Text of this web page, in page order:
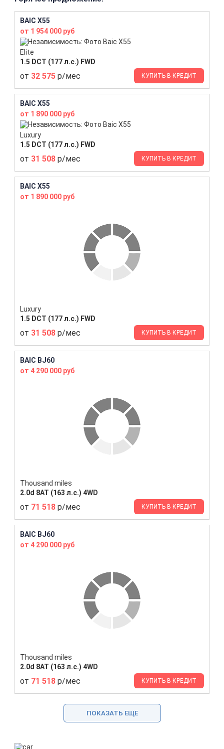
BAIC X55
от 1 954 000 руб
Elite
1.5 DCT (177 л.с.) FWD
от 32 575 р/мес КУПИТЬ В КРЕДИТ
BAIC X55
от 1 890 000 руб
Luxury
1.5 DCT (177 л.с.) FWD
от 31 508 р/мес КУПИТЬ В КРЕДИТ
BAIC X55
от 1 890 000 руб
Luxury
1.5 DCT (177 л.с.) FWD
от 31 508 р/мес КУПИТЬ В КРЕДИТ
BAIC BJ60
от 4 290 000 руб
Thousand miles
2.0d 8AT (163 л.с.) 4WD
от 71 518 р/мес КУПИТЬ В КРЕДИТ
BAIC BJ60
от 4 290 000 руб
Thousand miles
2.0d 8AT (163 л.с.) 4WD
от 71 518 р/мес КУПИТЬ В КРЕДИТ
ПОКАЗАТЬ ЕЩЕ